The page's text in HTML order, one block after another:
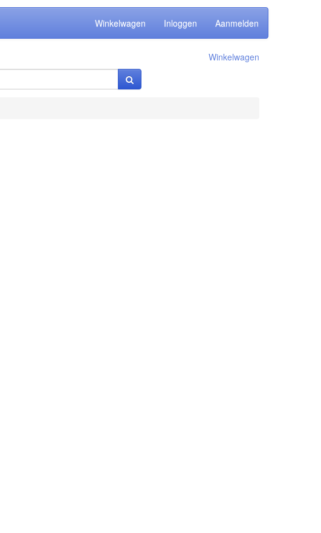
Winkelwagen Inloggen Aanmelden
Winkelwagen